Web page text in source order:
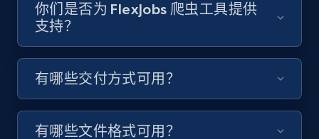
Youtube - Videos posts - Search videos by
filters
你们是否为 FlexJobs 爬虫工具提供
支持？
有哪些交付方式可用？
有哪些文件格式可用？